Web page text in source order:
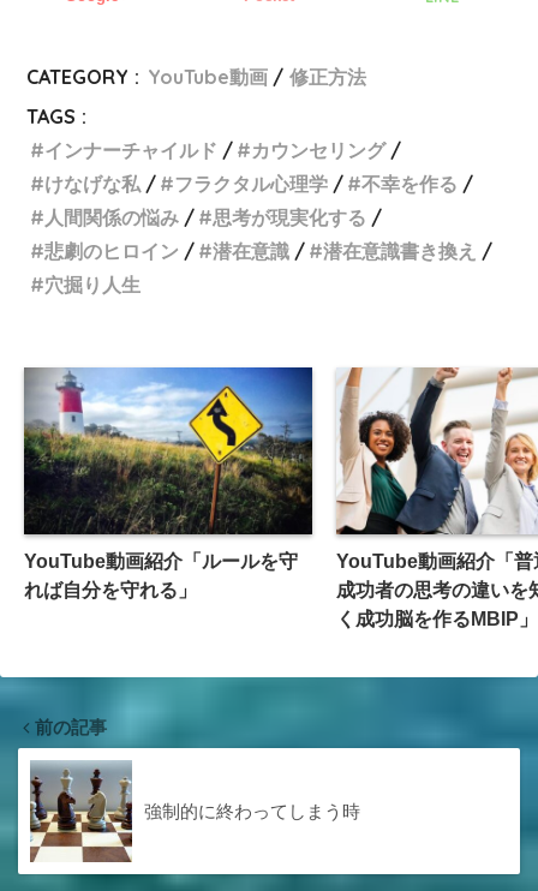
CATEGORY : YouTube動画
修正方法
TAGS :
インナーチャイルド
カウンセリング
けなげな私
フラクタル心理学
不幸を作る
人間関係の悩み
思考が現実化する
悲劇のヒロイン
潜在意識
潜在意識書き換え
穴掘り人生
YouTube動画紹介「ルールを守
れば自分を守れる」
YouTube動画紹介「普
成功者の思考の違いを
く成功脳を作るMBIP」
前の記事
強制的に終わってしまう時